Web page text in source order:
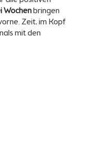
Wochen bringen
Zeit, im Kopf
mit den